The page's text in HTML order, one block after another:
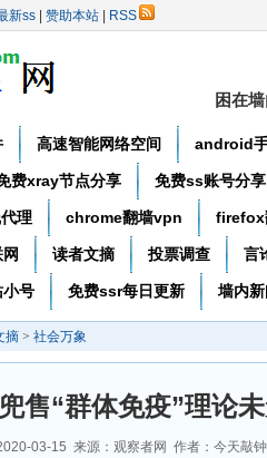
新ss 赞助本站 RSS
困在
高速智能网络空间 android
费xray节点分享 免费ss账号分享
理 chrome翻墙vpn firefox
读者文摘 投票调查 言
小号 免费ssr每日更新 墙内新
摘 > 社会万象
售“群体免疫”理论
03-15 来源：观察者网 作者：今天敲